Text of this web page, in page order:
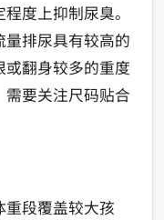
度上抑制尿臭。
排尿具有较高的
翻身较多的重度
要关注尺码贴合
段覆盖较大孩